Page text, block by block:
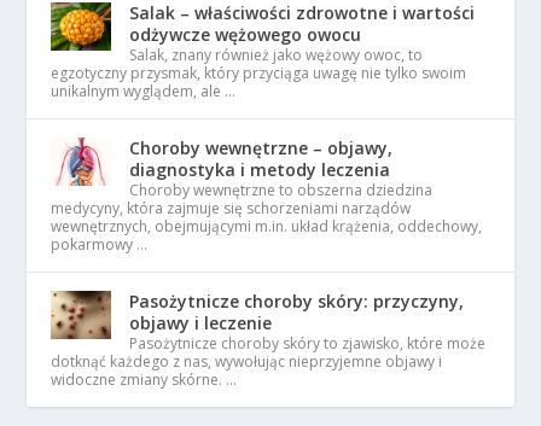
Salak – właściwości zdrowotne i wartości
odżywcze wężowego owocu
Salak, znany również jako wężowy owoc, to
egzotyczny przysmak, który przyciąga uwagę nie tylko swoim
unikalnym wyglądem, ale …
Choroby wewnętrzne – objawy,
diagnostyka i metody leczenia
Choroby wewnętrzne to obszerna dziedzina
medycyny, która zajmuje się schorzeniami narządów
wewnętrznych, obejmującymi m.in. układ krążenia, oddechowy,
pokarmowy …
Pasożytnicze choroby skóry: przyczyny,
objawy i leczenie
Pasożytnicze choroby skóry to zjawisko, które może
dotknąć każdego z nas, wywołując nieprzyjemne objawy i
widoczne zmiany skórne. …